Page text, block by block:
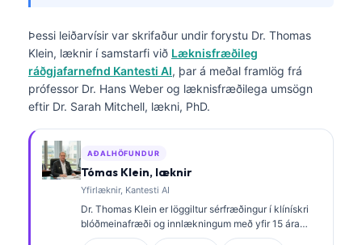
Þessi leiðarvísir var skrifaður undir forystu Dr. Thomas
Klein, læknir í samstarfi við Læknisfræðileg
ráðgjafarnefnd Kantesti AI, þar á meðal framlög frá
prófessor Dr. Hans Weber og læknisfræðilega umsögn
eftir Dr. Sarah Mitchell, lækni, PhD.
AÐALHÖFUNDUR
Tómas Klein, læknir
Yfirlæknir, Kantesti AI
Dr. Thomas Klein er löggiltur sérfræðingur í klínískri
blóðmeinafræði og innlækningum með yfir 15 ára
reynslu af rannsóknarstofulækningum og greiningu